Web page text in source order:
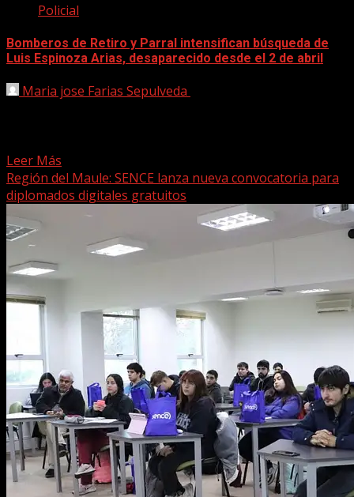
Policial
Bomberos de Retiro y Parral intensifican búsqueda de
Luis Espinoza Arias, desaparecido desde el 2 de abril
Maria jose Farias Sepulveda
Leer Más
Región del Maule: SENCE lanza nueva convocatoria para
diplomados digitales gratuitos